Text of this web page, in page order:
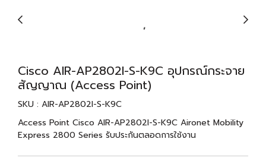
Cisco AIR-AP2802I-S-K9C อุปกรณ์กระจาย
สัญญาณ (Access Point)
SKU : AIR-AP2802I-S-K9C
Access Point Cisco AIR-AP2802I-S-K9C Aironet Mobility
Express 2800 Series รับประกันตลอดการใช้งาน